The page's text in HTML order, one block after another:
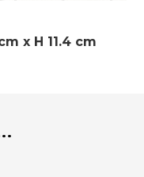
x H 11.4 cm